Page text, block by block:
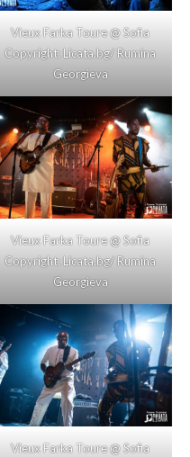
Vieux Farka Toure @ Sofia
Copyright: Licata.bg/ Rumina
Georgieva
Vieux Farka Toure @ Sofia
Copyright: Licata.bg/ Rumina
Georgieva
Vieux Farka Toure @ Sofia